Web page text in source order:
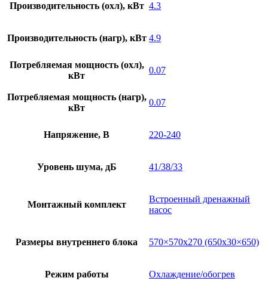
Производительность (охл), кВт 4.3
Производительность (нагр), кВт 4.9
Потребляемая мощность (охл),
кВт
0.07
Потребляемая мощность (нагр),
кВт
0.07
Напряжение, В 220-240
Уровень шума, дБ 41/38/33
Монтажный комплект
Встроенный дренажный
насос
Размеры внутреннего блока 570×570х270 (650х30×650)
Режим работы Охлаждение/обогрев